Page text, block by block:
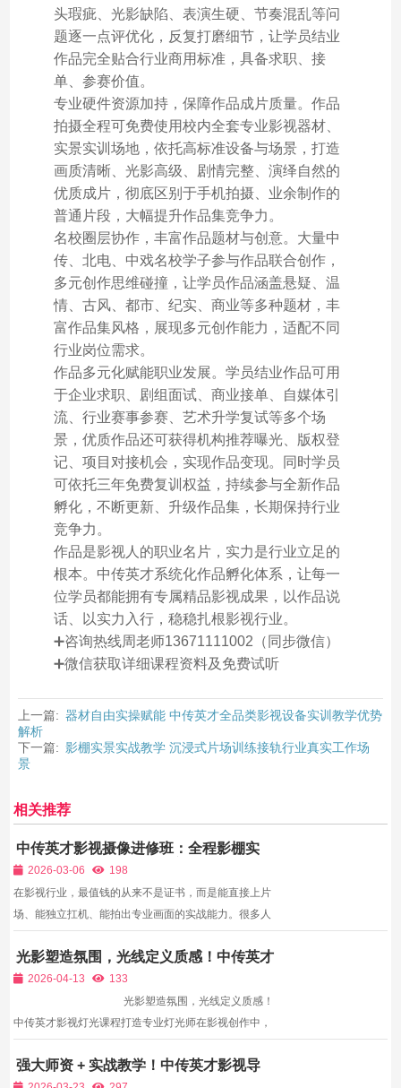
头瑕疵、光影缺陷、表演生硬、节奏混乱等问
题逐一点评优化，反复打磨细节，让学员结业
作品完全贴合行业商用标准，具备求职、接
单、参赛价值。
专业硬件资源加持，保障作品成片质量。作品
拍摄全程可免费使用校内全套专业影视器材、
实景实训场地，依托高标准设备与场景，打造
画质清晰、光影高级、剧情完整、演绎自然的
优质成片，彻底区别于手机拍摄、业余制作的
普通片段，大幅提升作品集竞争力。
名校圈层协作，丰富作品题材与创意。大量中
传、北电、中戏名校学子参与作品联合创作，
多元创作思维碰撞，让学员作品涵盖悬疑、温
情、古风、都市、纪实、商业等多种题材，丰
富作品集风格，展现多元创作能力，适配不同
行业岗位需求。
作品多元化赋能职业发展。学员结业作品可用
于企业求职、剧组面试、商业接单、自媒体引
流、行业赛事参赛、艺术升学复试等多个场
景，优质作品还可获得机构推荐曝光、版权登
记、项目对接机会，实现作品变现。同时学员
可依托三年免费复训权益，持续参与全新作品
孵化，不断更新、升级作品集，长期保持行业
竞争力。
作品是影视人的职业名片，实力是行业立足的
根本。中传英才系统化作品孵化体系，让每一
位学员都能拥有专属精品影视成果，以作品说
话、以实力入行，稳稳扎根影视行业。
➕咨询热线周老师13671111002（同步微信）
➕微信获取详细课程资料及免费试听
上一篇: 器材自由实操赋能 中传英才全品类影视设备实训教学优势
解析
下一篇: 影棚实景实战教学 沉浸式片场训练接轨行业真实工作场
景
相关推荐
中传英才影视摄像进修班：全程影棚实
战，把课堂搬进片场，学完就能上手拍
2026-03-06
198
在影视行业，最值钱的从来不是证书，而是能直接上片
场、能独立扛机、能拍出专业画面的实战能力。很多人
措，根本原因就在于——缺乏真正的片场式实战训练。
中传英才影视教育深耕影视实训多年，打造影视摄像进
光影塑造氛围，光线定义质感！中传英才
影视灯光课程打造专业灯光师
2026-04-13
133
光影塑造氛围，光线定义质感！
中传英才影视灯光课程打造专业灯光师在影视创作中，
业的灯光设计，能化平凡为神奇，塑造画面质感、烘托
强大师资 + 实战教学！中传英才影视导
演研修班，导师手把手教你做导演